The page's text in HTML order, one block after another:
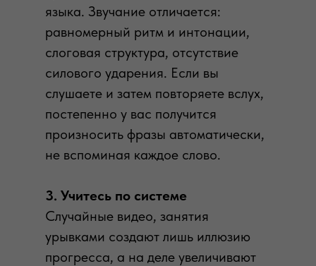
языка. Звучание отличается:
равномерный ритм и интонации,
слоговая структура, отсутствие
силового ударения. Если вы
слушаете и затем повторяете вслух,
постепенно у вас получится
произносить фразы автоматически,
не вспоминая каждое слово.
3. Учитесь по системе
Случайные видео, занятия
урывками создают лишь иллюзию
прогресса, а на деле увеличивают